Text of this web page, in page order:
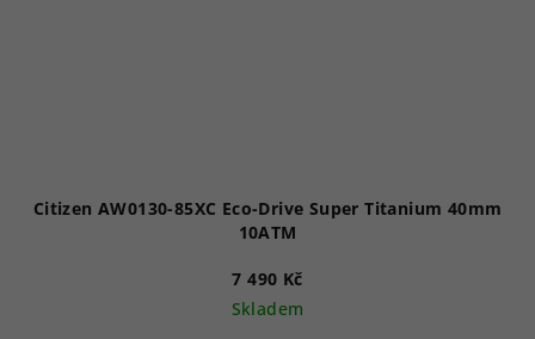
Citizen AW0130-85XC Eco-Drive Super Titanium 40mm
10ATM
7 490 Kč
Skladem